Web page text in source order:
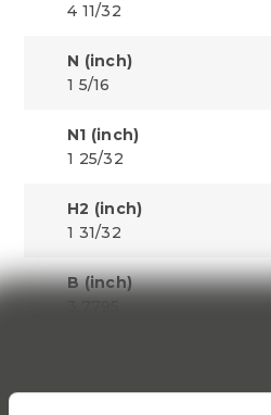
4 11/32
N (inch)
1 5/16
N1 (inch)
1 25/32
H2 (inch)
1 31/32
B (inch)